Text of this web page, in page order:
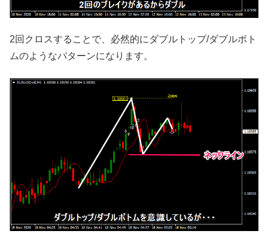
2回クロスすることで、必然的にダブルトップ/ダブルボト
ムのようなパターンになります。